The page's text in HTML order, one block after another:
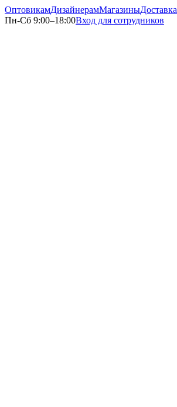
ОптовикамДизайнерамМагазиныДоставка
Пн-Сб 9:00–18:00Вход для сотрудников